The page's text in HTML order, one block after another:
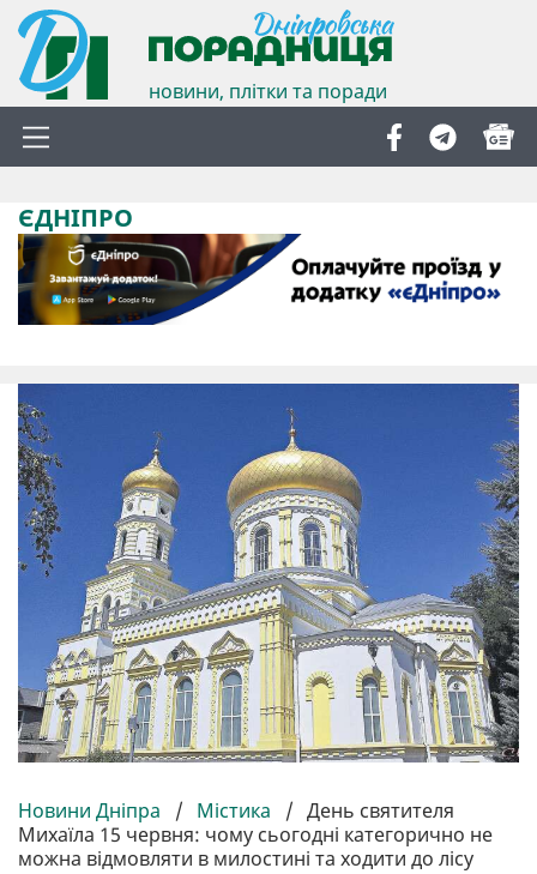
новини, плітки та поради
ЄДНІПРО
Новини Дніпра / Містика / День святителя
Михаїла 15 червня: чому сьогодні категорично не
можна відмовляти в милостині та ходити до лісу